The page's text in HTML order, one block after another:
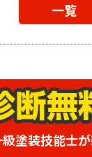
一覧
塗装技能士